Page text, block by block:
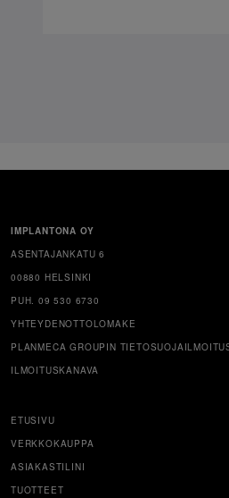
IMPLANTONA OY
ASENTAJANKATU 6
00880 HELSINKI
PUH. 09 530 6730
YHTEYDENOTTOLOMAKE
PLANMECA GROUPIN
ILMOITUSKANAVA
ETUSIVU
VERKKOKAUPPA
ASIAKASTILINI
TUOTTEET